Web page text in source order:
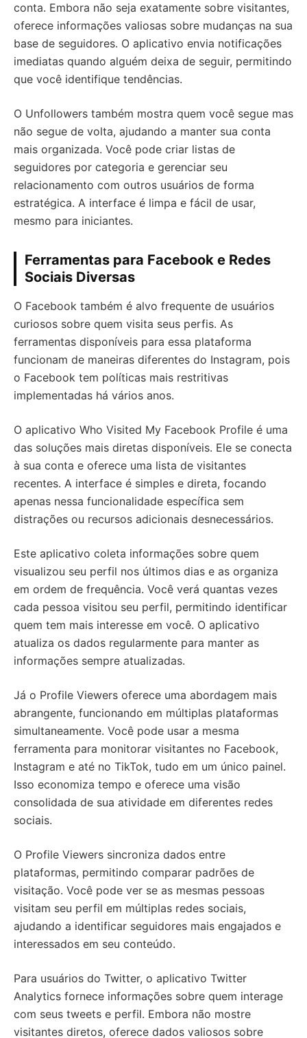
conta. Embora não seja exatamente sobre visitantes,
oferece informações valiosas sobre mudanças na sua
base de seguidores. O aplicativo envia notificações
imediatas quando alguém deixa de seguir, permitindo
que você identifique tendências.
O Unfollowers também mostra quem você segue mas
não segue de volta, ajudando a manter sua conta
mais organizada. Você pode criar listas de
seguidores por categoria e gerenciar seu
relacionamento com outros usuários de forma
estratégica. A interface é limpa e fácil de usar,
mesmo para iniciantes.
Ferramentas para Facebook e Redes
Sociais Diversas
O Facebook também é alvo frequente de usuários
curiosos sobre quem visita seus perfis. As
ferramentas disponíveis para essa plataforma
funcionam de maneiras diferentes do Instagram, pois
o Facebook tem políticas mais restritivas
implementadas há vários anos.
O aplicativo Who Visited My Facebook Profile é uma
das soluções mais diretas disponíveis. Ele se conecta
à sua conta e oferece uma lista de visitantes
recentes. A interface é simples e direta, focando
apenas nessa funcionalidade específica sem
distrações ou recursos adicionais desnecessários.
Este aplicativo coleta informações sobre quem
visualizou seu perfil nos últimos dias e as organiza
em ordem de frequência. Você verá quantas vezes
cada pessoa visitou seu perfil, permitindo identificar
quem tem mais interesse em você. O aplicativo
atualiza os dados regularmente para manter as
informações sempre atualizadas.
Já o Profile Viewers oferece uma abordagem mais
abrangente, funcionando em múltiplas plataformas
simultaneamente. Você pode usar a mesma
ferramenta para monitorar visitantes no Facebook,
Instagram e até no TikTok, tudo em um único painel.
Isso economiza tempo e oferece uma visão
consolidada de sua atividade em diferentes redes
sociais.
O Profile Viewers sincroniza dados entre
plataformas, permitindo comparar padrões de
visitação. Você pode ver se as mesmas pessoas
visitam seu perfil em múltiplas redes sociais,
ajudando a identificar seguidores mais engajados e
interessados em seu conteúdo.
Para usuários do Twitter, o aplicativo Twitter
Analytics fornece informações sobre quem interage
com seus tweets e perfil. Embora não mostre
visitantes diretos, oferece dados valiosos sobre